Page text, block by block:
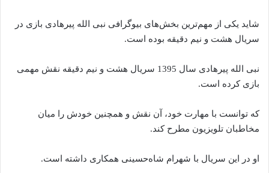
شاید یکی از مهم‌ترین بخش‌های بیوگرافی نبی الله پیرهادی بازی در
سریال هشت و نیم دقیقه بوده است.
نبی الله پیرهادی سال 1395 سریال هشت و نیم دقیقه نقش مهمی
بازی کرده است.
که توانست با مهارت خود، آن نقش و همچنین خودش را میان
مخاطبان تلویزیون مطرح کند.
او در این سریال با شهرام شاه‌حسینی همکاری داشته‌ است.